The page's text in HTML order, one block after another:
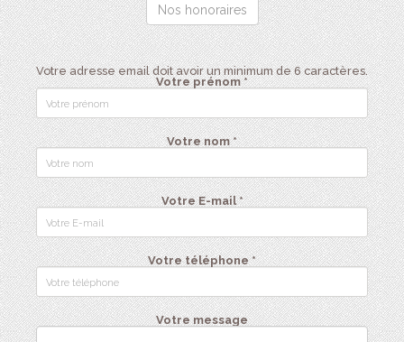
Nos honoraires
Votre adresse email doit avoir un minimum de 6 caractères.
Votre prénom *
Votre nom *
Votre E-mail *
Votre téléphone *
Votre message